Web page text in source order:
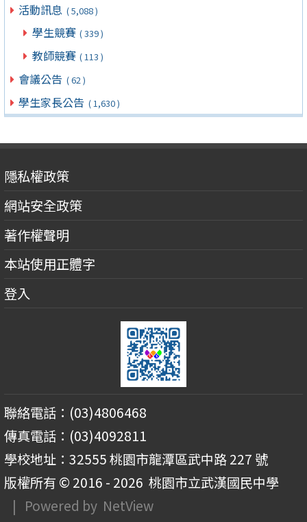
活動訊息 ( 5,088 )
學生競賽 ( 339 )
教師競賽 ( 113 )
會議公告 ( 62 )
學生家長公告 ( 1,630 )
隱私權政策
網站安全政策
著作權聲明
本站使用正體字
登入
聯絡電話：(03)4806468
傳真電話：(03)4092811
學校地址：32555 桃園市龍潭區武中路 227 號
版權所有 © 2016 - 2026 桃園市立武漢國民中學
| Powered by NetView